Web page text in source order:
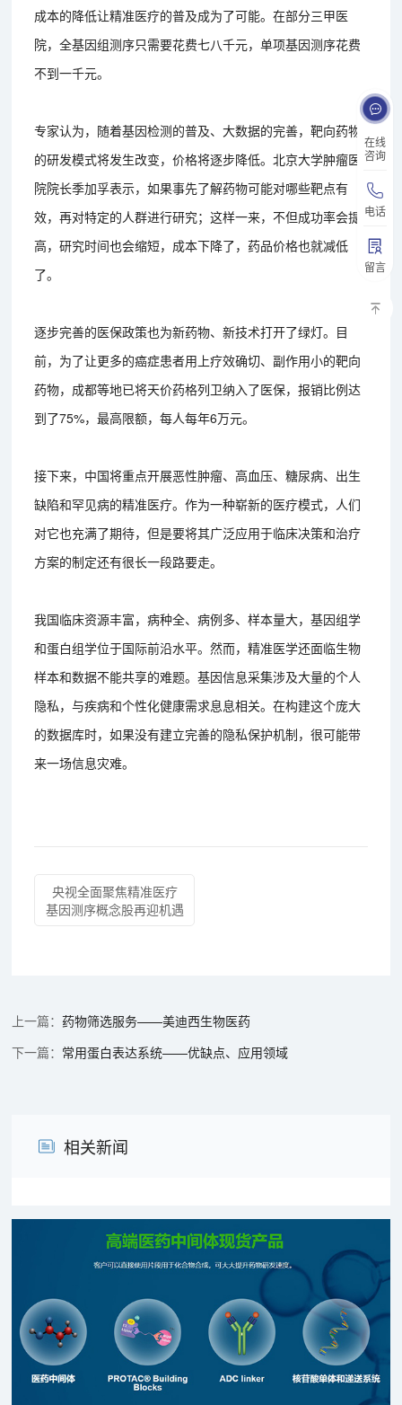
在线
咨询
电话
留言
成本的降低让精准医疗的普及成为了可能。在部分三甲医
院，全基因组测序只需要花费七八千元，单项基因测序花费
不到一千元。
专家认为，随着基因检测的普及、大数据的完善，靶向药物
的研发模式将发生改变，价格将逐步降低。北京大学肿瘤医
院院长季加孚表示，如果事先了解药物可能对哪些靶点有
效，再对特定的人群进行研究；这样一来，不但成功率会提
高，研究时间也会缩短，成本下降了，药品价格也就减低
了。
逐步完善的医保政策也为新药物、新技术打开了绿灯。目
前，为了让更多的癌症患者用上疗效确切、副作用小的靶向
药物，成都等地已将天价药格列卫纳入了医保，报销比例达
到了75%，最高限额，每人每年6万元。
接下来，中国将重点开展恶性肿瘤、高血压、糖尿病、出生
缺陷和罕见病的精准医疗。作为一种崭新的医疗模式，人们
对它也充满了期待，但是要将其广泛应用于临床决策和治疗
方案的制定还有很长一段路要走。
我国临床资源丰富，病种全、病例多、样本量大，基因组学
和蛋白组学位于国际前沿水平。然而，精准医学还面临生物
样本和数据不能共享的难题。基因信息采集涉及大量的个人
隐私，与疾病和个性化健康需求息息相关。在构建这个庞大
的数据库时，如果没有建立完善的隐私保护机制，很可能带
来一场信息灾难。
央视全面聚焦精准医疗
基因测序概念股再迎机遇
药物筛选服务——美迪西生物医药
常用蛋白表达系统——优缺点、应用领域
相关新闻